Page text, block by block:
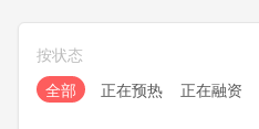
按状态
全部
正在预热 正在融资